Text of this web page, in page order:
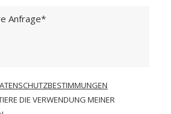
DIE VERWENDUNG MEINER